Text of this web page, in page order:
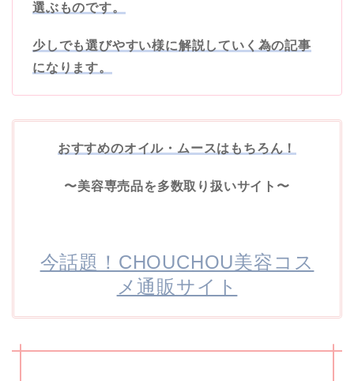
選ぶものです。
少しでも選びやすい様に解説していく為の記事
になります。
おすすめのオイル・ムースはもちろん！
〜美容専売品を多数取り扱いサイト〜
今話題！CHOUCHOU美容コス
メ通販サイト